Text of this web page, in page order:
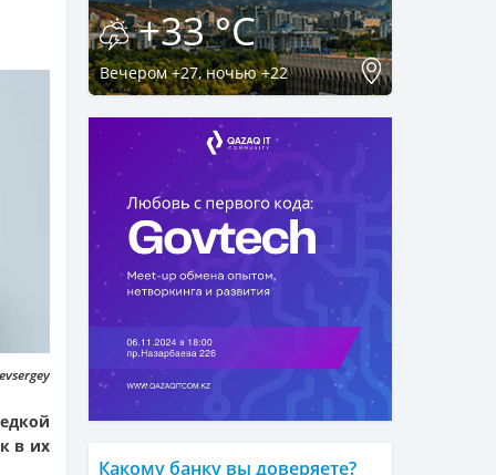
в их
+33 °C
Вечером +27, ночью +22
Какому банку вы доверяете?